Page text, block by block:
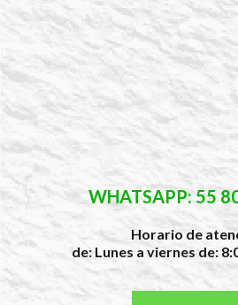
WHATSAPP: 55
Horario de
de: Lunes a viernes de: